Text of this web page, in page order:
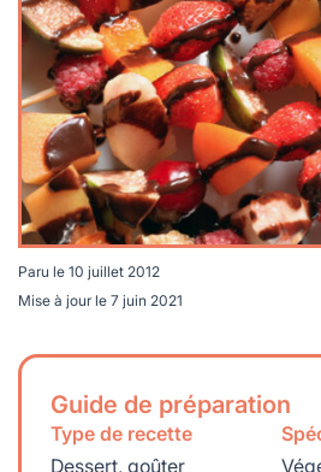
durables
douce
Paru le 10 juillet 2012
Mise à jour le 7 juin 2021
Guide de préparation
Type de recette
Dessert, goûter